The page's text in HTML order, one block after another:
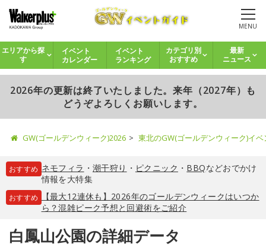
MENU
エリアから探
す
イベント
カレンダー
イベント
ランキング
カテゴリ別
おすすめ
最新
ニュース
2026年の更新は終了いたしました。来年（2027年）も
どうぞよろしくお願いします。
GW(ゴールデンウィーク)2026 東北のGW(ゴールデンウィーク)イ
おすすめ ネモフィラ ・ 潮干狩り ・ ピクニック ・ BBQなどおでかけ
情報を大特集
おすすめ
【最大12連休も】2026年のゴールデンウィークはいつか
ら？混雑ピーク予想と回避術をご紹介
白鳳山公園の詳細データ